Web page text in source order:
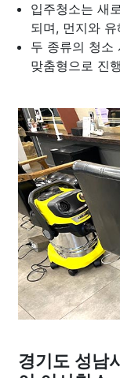
입주청소는 새
되며, 먼지와
두 종류의 청소
맞춤형으로 진
경기도 성남